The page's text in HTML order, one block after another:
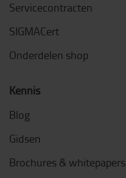
Servicecontracten
SIGMACert
Onderdelen shop
Kennis
Blog
Gidsen
Brochures & whitepapers